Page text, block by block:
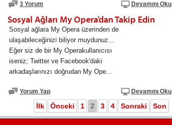
3 Yorum Devamını Oku
Sosyal Ağları My Opera’dan Takip Edin
Sosyal ağlara My Opera üzerinden de
ulaşabileceğinizi biliyor muydunuz...
Eğer siz de bir My Operakullanıcısı
iseniz; Twitter ve Facebook'daki
arkadaşlarınızı doğrudan My Ope...
Yorum Yap Devamını Oku
İlk Önceki 1 2 3 4 Sonraki Son